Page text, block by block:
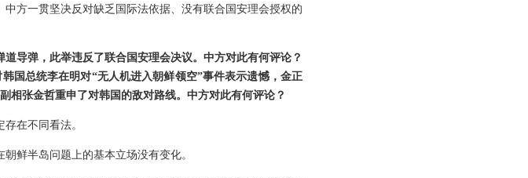
方一贯坚决反对缺乏国际法依据、没有联合国安理会授权的
导弹，此举违反了联合国安理会决议。中方对此有何评论？
国总统李在明对“无人机进入朝鲜领空”事件表示遗憾，金正
相张金哲重申了对韩国的敌对路线。中方对此有何评论？
在不同看法。
鲜半岛问题上的基本立场没有变化。